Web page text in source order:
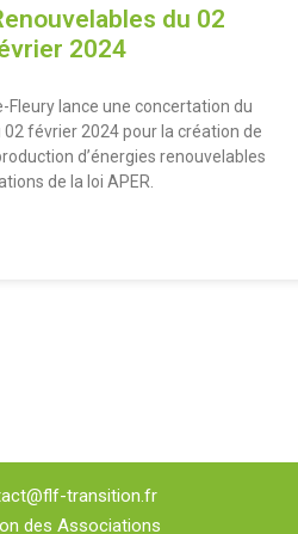
du 02
2024
Fleury lance une concertation du
02 février 2024 pour la création de
d’énergies renouvelables
de la loi APER.
transition.fr
des Associations